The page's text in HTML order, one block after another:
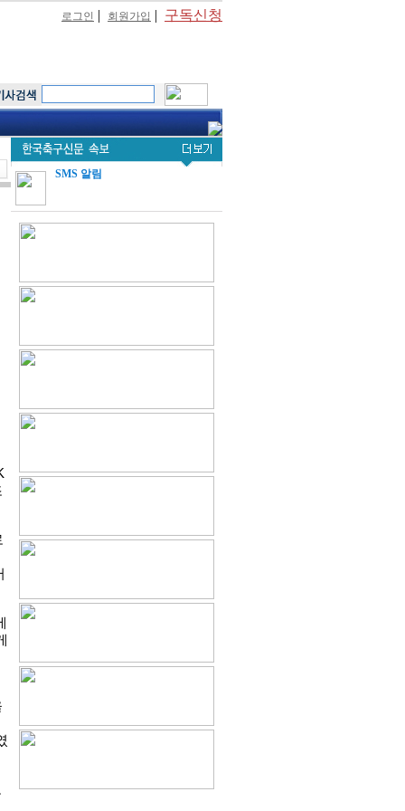
로그인 | 회원가입 | 구독신청
SMS 알림